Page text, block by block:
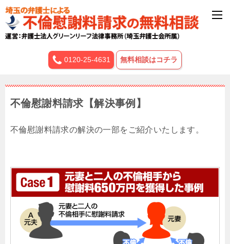
0120-25-4631 無料相談はコチラ
不倫慰謝料請求【解決事例】
不倫慰謝料請求の解決の一部をご紹介いたします。